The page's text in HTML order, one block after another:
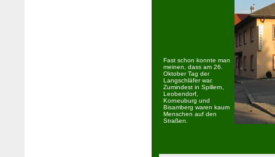
Fast schon konnte man
meinen, dass am 26.
Oktober Tag der
Langschläfer war.
Zumindest in Spillern,
Leobendorf,
Korneuburg und
Bisamberg waren kaum
Menschen auf den
Straßen.